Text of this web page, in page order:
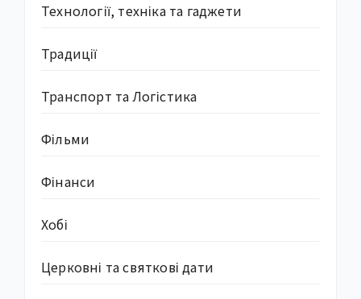
Технології, техніка та гаджети
Традиції
Транспорт та Логістика
Фільми
Фінанси
Хобі
Церковні та святкові дати